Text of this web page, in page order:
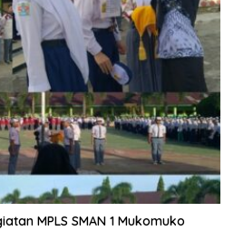
MPLS SMAN 1 Mukomuko